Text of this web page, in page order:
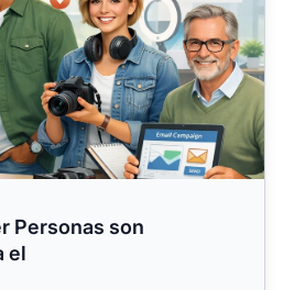
Personas son
el